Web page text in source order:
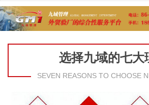
选择九域的七大
SEVEN REASONS TO CHOOSE